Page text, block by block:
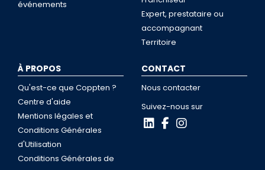
événements
Expert, prestataire ou
accompagnant
Territoire
À PROPOS
Qu'est-ce que Coppten ?
Centre d'aide
Mentions légales et
Conditions Générales
d'Utilisation
Conditions Générales de
CONTACT
Nous contacter
Suivez-nous sur